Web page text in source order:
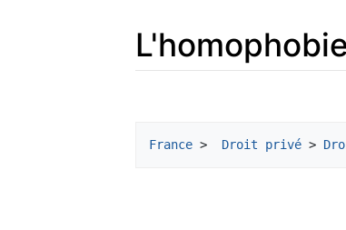
France > Droit privé >